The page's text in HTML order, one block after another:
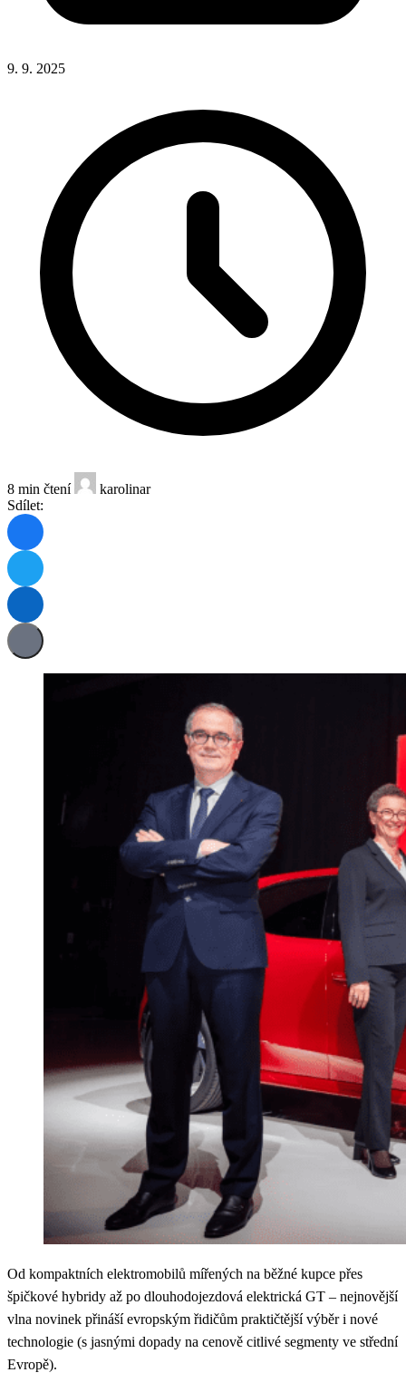
9. 9. 2025
8 min čtení
karolinar
Sdílet:
Od kompaktních elektromobilů mířených na běžné kupce přes
špičkové hybridy až po dlouhodojezdová elektrická GT – nejnovější
vlna novinek přináší evropským řidičům praktičtější výběr i nové
technologie (s jasnými dopady na cenově citlivé segmenty ve střední
Evropě).